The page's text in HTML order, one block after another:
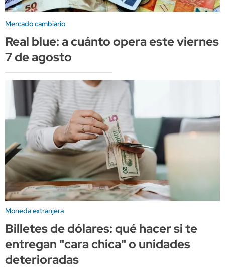
Mercado cambiario
Real blue: a cuánto opera este viernes
7 de agosto
Moneda extranjera
Billetes de dólares: qué hacer si te
entregan "cara chica" o unidades
deterioradas